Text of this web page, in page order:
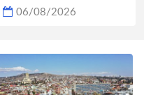
06/08/2026